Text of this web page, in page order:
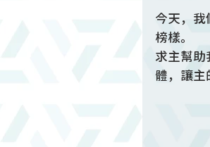
今天，
榜樣。
求主幫
體，讓主